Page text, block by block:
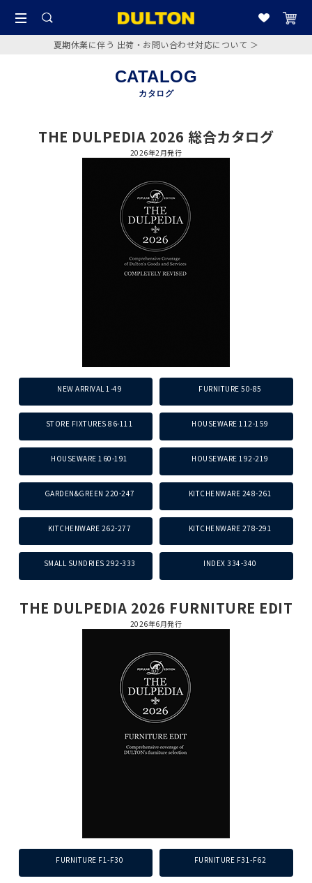
夏期休業に伴う 出荷・お問い合わせ対応について ＞
CATALOG
カタログ
THE DULPEDIA 2026 総合カタログ
2026年2月発行
NEW ARRIVAL 1-49 FURNITURE 50-85
STORE FIXTURES 86-111 HOUSEWARE 112-159
HOUSEWARE 160-191 HOUSEWARE 192-219
GARDEN&GREEN 220-247 KITCHENWARE 248-261
KITCHENWARE 262-277 KITCHENWARE 278-291
SMALL SUNDRIES 292-333 INDEX 334-340
THE DULPEDIA 2026 FURNITURE EDIT
2026年6月発行
FURNITURE F1-F30 FURNITURE F31-F62